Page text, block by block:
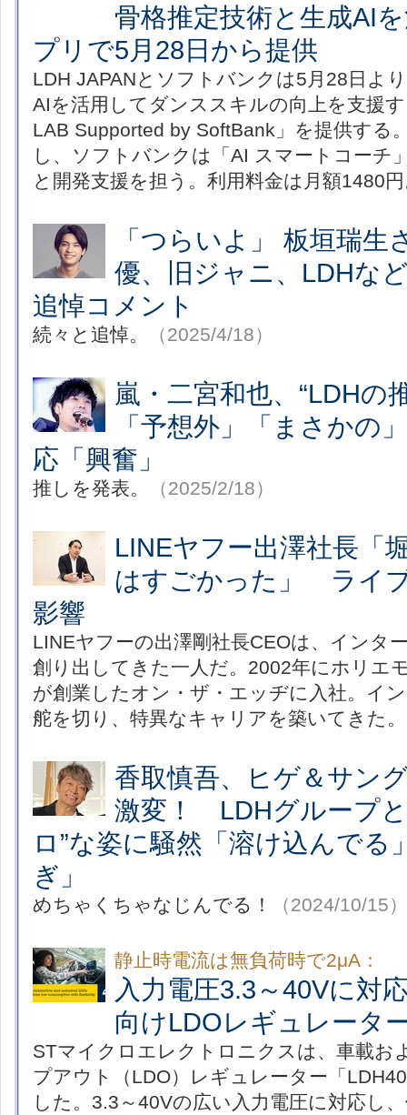
骨格推定技術と生成AI
プリで5月28日から提供
LDH JAPANとソフトバンクは5月28日よ
AIを活用してダンススキルの向上を支援
LAB Supported by SoftBank」を提供する
し、ソフトバンクは「AI スマートコーチ
と開発支援を担う。利用料金は月額1480
「つらいよ」 板垣瑞生
優、旧ジャニ、LDHな
追悼コメント
続々と追悼。 （2025/4/18）
嵐・二宮和也、“LDH
「予想外」「まさか
応「興奮」
推しを発表。 （2025/2/18）
LINEヤフー出澤社長「
はすごかった」 ライ
影響
LINEヤフーの出澤剛社長CEOは、インタ
創り出してきた一人だ。2002年にホリエ
が創業したオン・ザ・エッヂに入社。イ
舵を切り、特異なキャリアを築いてきた。
香取慎吾、ヒゲ＆サン
激変！ LDHグループと
ロ”な姿に騒然「溶け込んでる
ぎ」
めちゃくちゃなじんでる！ （2024/10/15）
静止時電流は無負荷時で2μA：
入力電圧3.3～40Vに対
向けLDOレギュレータ
STマイクロエレクトロニクスは、車載お
プアウト（LDO）レギュレーター「
した。3.3～40Vの広い入力電圧に対応し